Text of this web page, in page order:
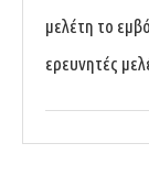
μελέτη το
ερευνητές